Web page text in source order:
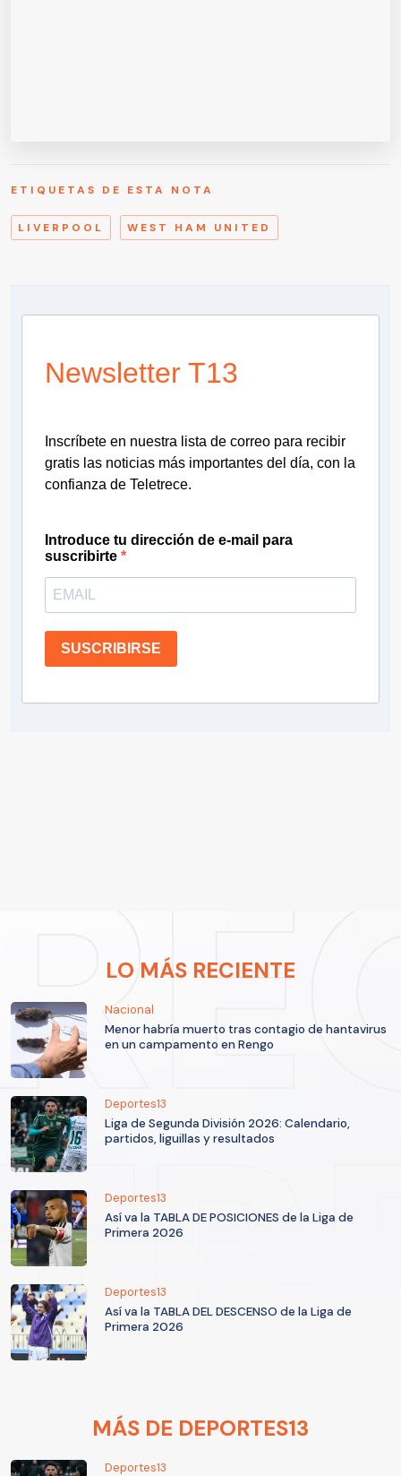
ETIQUETAS DE ESTA NOTA
LIVERPOOL WEST HAM UNITED
Newsletter T13
Inscríbete en nuestra lista de correo para recibir
gratis las noticias más importantes del día, con la
confianza de Teletrece.
Introduce tu dirección de e-mail para
suscribirte
SUSCRIBIRSE
LO MÁS RECIENTE
Nacional
Menor habría muerto tras contagio de hantavirus
en un campamento en Rengo
Deportes13
Liga de Segunda División 2026: Calendario,
partidos, liguillas y resultados
Deportes13
Así va la TABLA DE POSICIONES de la Liga de
Primera 2026
Deportes13
Así va la TABLA DEL DESCENSO de la Liga de
Primera 2026
MÁS DE DEPORTES13
Deportes13